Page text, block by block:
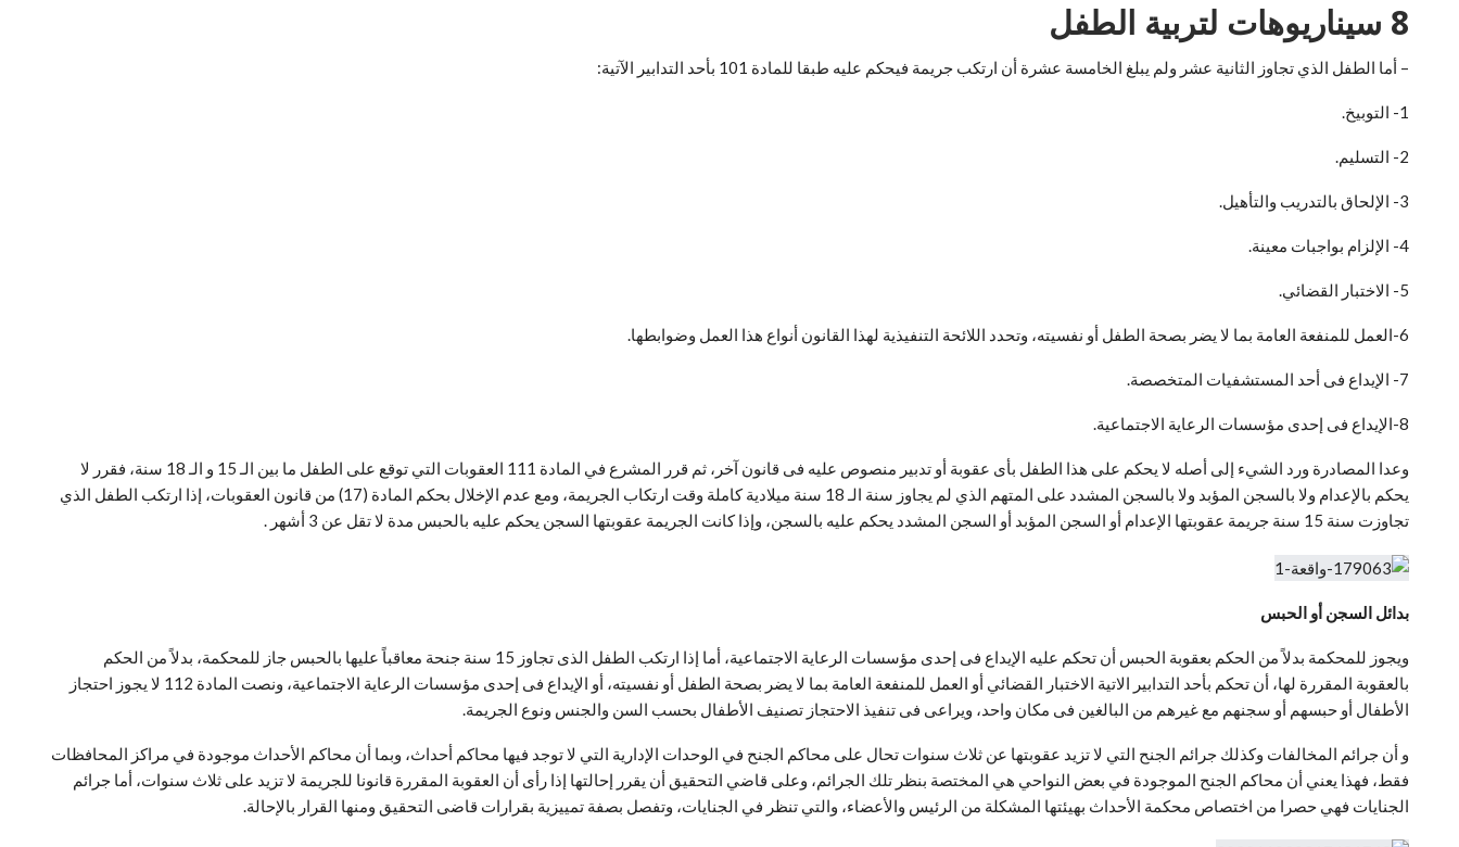
8 سيناريوهات لتربية الطفل
– أما الطفل الذي تجاوز الثانية عشر ولم يبلغ الخامسة عشرة أن ارتكب جريمة فيحكم عليه طبقا للمادة 101 بأحد التدابير الآتية:
1- التوبيخ.
2- التسليم.
3- الإلحاق بالتدريب والتأهيل.
4- الإلزام بواجبات معينة.
5- الاختبار القضائي.
6-العمل للمنفعة العامة بما لا يضر بصحة الطفل أو نفسيته، وتحدد اللائحة التنفيذية لهذا القانون أنواع هذا العمل وضوابطها.
7- الإيداع فى أحد المستشفيات المتخصصة.
8-الإيداع فى إحدى مؤسسات الرعاية الاجتماعية.
وعدا المصادرة ورد الشيء إلى أصله لا يحكم على هذا الطفل بأى عقوبة أو تدبير منصوص عليه فى قانون آخر، ثم قرر المشرع في المادة 111 العقوبات التي توقع على الطفل ما بين الـ 15 و الـ 18 سنة، فقرر لا
يحكم بالإعدام ولا بالسجن المؤبد ولا بالسجن المشدد على المتهم الذي لم يجاوز سنة الـ 18 سنة ميلادية كاملة وقت ارتكاب الجريمة، ومع عدم الإخلال بحكم المادة (17) من قانون العقوبات، إذا ارتكب الطفل الذي
تجاوزت سنة 15 سنة جريمة عقوبتها الإعدام أو السجن المؤبد أو السجن المشدد يحكم عليه بالسجن، وإذا كانت الجريمة عقوبتها السجن يحكم عليه بالحبس مدة لا تقل عن 3 أشهر .
بدائل السجن أو الحبس
ويجوز للمحكمة بدلاً من الحكم بعقوبة الحبس أن تحكم عليه الإيداع فى إحدى مؤسسات الرعاية الاجتماعية، أما إذا ارتكب الطفل الذى تجاوز 15 سنة جنحة معاقباً عليها بالحبس جاز للمحكمة، بدلاً من الحكم
بالعقوبة المقررة لها، أن تحكم بأحد التدابير الاتية الاختبار القضائي أو العمل للمنفعة العامة بما لا يضر بصحة الطفل أو نفسيته، أو الإيداع فى إحدى مؤسسات الرعاية الاجتماعية، ونصت المادة 112 لا يجوز احتجاز
الأطفال أو حبسهم أو سجنهم مع غيرهم من البالغين فى مكان واحد، ويراعى فى تنفيذ الاحتجاز تصنيف الأطفال بحسب السن والجنس ونوع الجريمة.
و أن جرائم المخالفات وكذلك جرائم الجنح التي لا تزيد عقوبتها عن ثلاث سنوات تحال على محاكم الجنح في الوحدات الإدارية التي لا توجد فيها محاكم أحداث، وبما أن محاكم الأحداث موجودة في مراكز المحافظات
فقط، فهذا يعني أن محاكم الجنح الموجودة في بعض النواحي هي المختصة بنظر تلك الجرائم، وعلى قاضي التحقيق أن يقرر إحالتها إذا رأى أن العقوبة المقررة قانونا للجريمة لا تزيد على ثلاث سنوات، أما جرائم
الجنايات فهي حصرا من اختصاص محكمة الأحداث بهيئتها المشكلة من الرئيس والأعضاء، والتي تنظر في الجنايات، وتفصل بصفة تمييزية بقرارات قاضى التحقيق ومنها القرار بالإحالة.